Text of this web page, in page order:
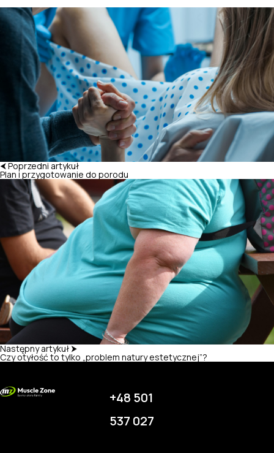
⮜ Poprzedni artykuł
Plan i przygotowanie do porodu
Następny artykuł ⮞
Czy otyłość to tylko „problem natury estetycznej”?
+48 501
537 027